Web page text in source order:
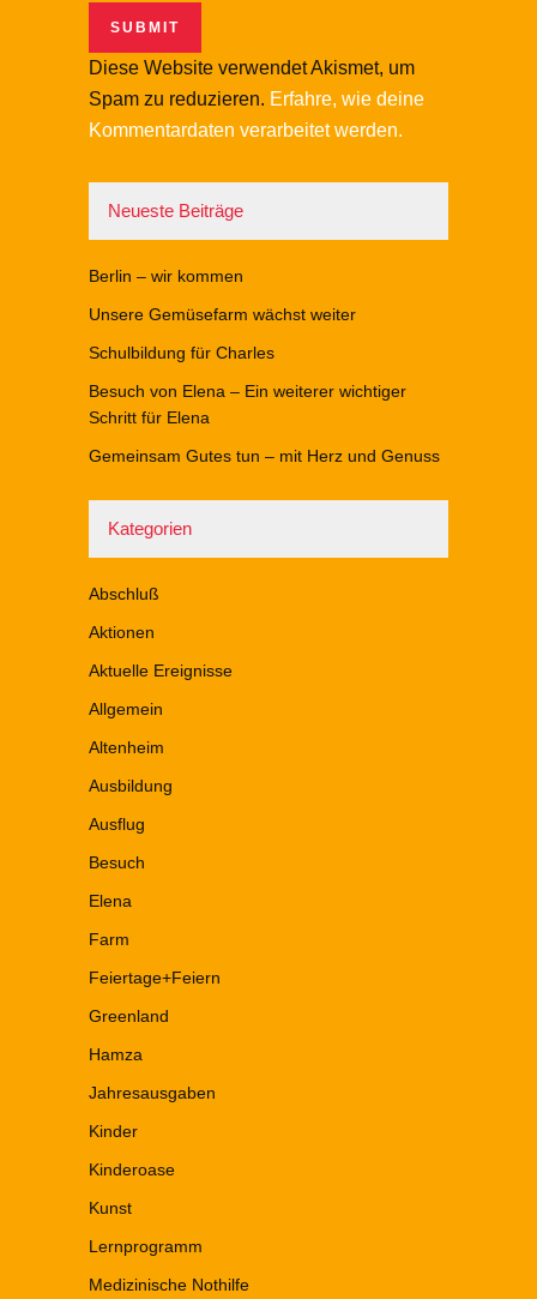
Diese Website verwendet Akismet, um
Spam zu reduzieren. Erfahre, wie deine
Kommentardaten verarbeitet werden.
Neueste Beiträge
Berlin – wir kommen
Unsere Gemüsefarm wächst weiter
Schulbildung für Charles
Besuch von Elena – Ein weiterer wichtiger
Schritt für Elena
Gemeinsam Gutes tun – mit Herz und Genuss
Kategorien
Abschluß
Aktionen
Aktuelle Ereignisse
Allgemein
Altenheim
Ausbildung
Ausflug
Besuch
Elena
Farm
Feiertage+Feiern
Greenland
Hamza
Jahresausgaben
Kinder
Kinderoase
Kunst
Lernprogramm
Medizinische Nothilfe